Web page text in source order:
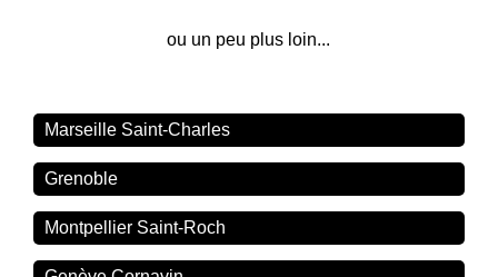
ou un peu plus loin...
Marseille Saint-Charles
Grenoble
Montpellier Saint-Roch